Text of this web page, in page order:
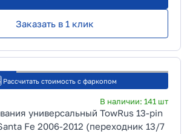
Заказать в 1 клик
Рассчитать стоимость с фаркопом
В наличии: 141 шт
универсальный TowRus 13-pin
Fe 2006-2012 (переходник 13/7